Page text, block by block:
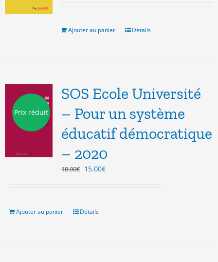
9.00€.5.00€.
Ajouter au panier Détails
Prix réduit
SOS Ecole Université
– Pour un système
éducatif démocratique
– 2020
18.00€ Le
18.00€.
15.00€Le
Ajouter au panier Détails